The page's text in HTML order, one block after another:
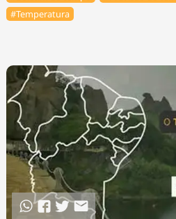
#Temperatura